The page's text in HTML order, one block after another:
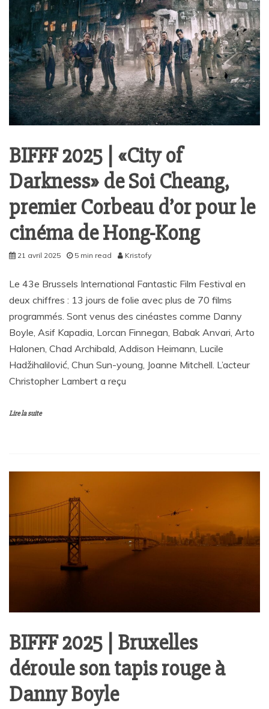
BIFFF 2025 | «City of
Darkness» de Soi Cheang,
premier Corbeau d’or pour le
cinéma de Hong-Kong
21 avril 2025 5 min read Kristofy
Le 43e Brussels International Fantastic Film Festival en
deux chiffres : 13 jours de folie avec plus de 70 films
programmés. Sont venus des cinéastes comme Danny
Boyle, Asif Kapadia, Lorcan Finnegan, Babak Anvari, Arto
Halonen, Chad Archibald, Addison Heimann, Lucile
Hadžihalilović, Chun Sun-young, Joanne Mitchell. L’acteur
Christopher Lambert a reçu
Lire la suite
BIFFF 2025 | Bruxelles
déroule son tapis rouge à
Danny Boyle